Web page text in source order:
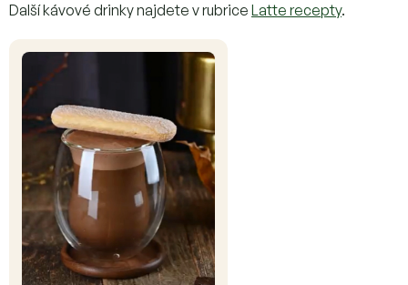
Další kávové drinky najdete v rubrice Latte recepty.